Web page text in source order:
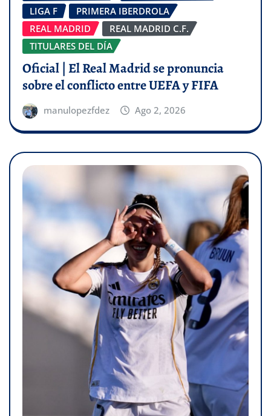
LIGA F
PRIMERA IBERDROLA
REAL MADRID
REAL MADRID C.F.
TITULARES DEL DÍA
Oficial | El Real Madrid se pronuncia
sobre el conflicto entre UEFA y FIFA
manulopezfdez Ago 2, 2026